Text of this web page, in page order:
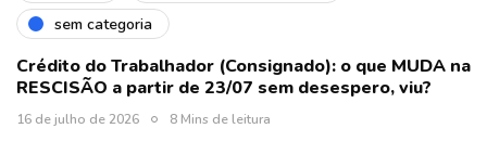
sem categoria
Crédito do Trabalhador (Consignado): o que MUDA na
RESCISÃO a partir de 23/07 sem desespero, viu?
16 de julho de 2026 8 Mins de leitura